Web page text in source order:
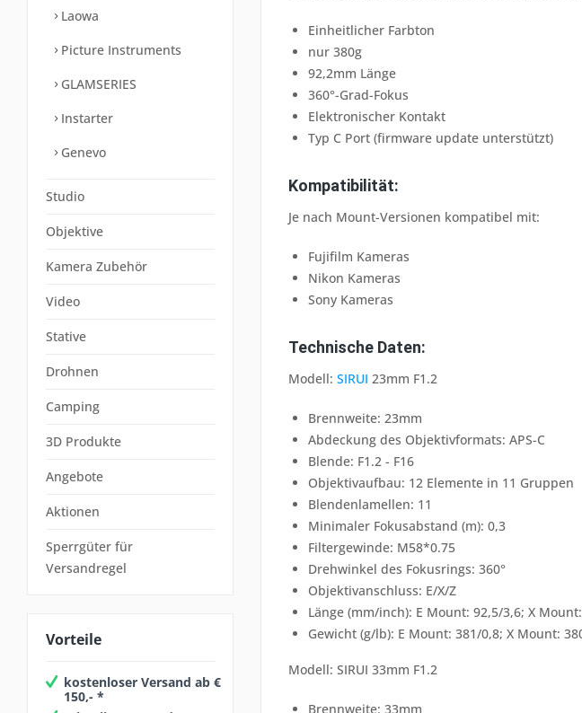
Laowa
Picture Instruments
GLAMSERIES
Instarter
Genevo
Studio
Objektive
Kamera Zubehör
Video
Stative
Drohnen
Camping
3D Produkte
Angebote
Aktionen
Sperrgüter für
Versandregel
Vorteile
kostenloser Versand ab €
150,- *
Einheitlicher Farbton
nur 380g
92,2mm Länge
360°-Grad-Fokus
Elektronischer Kontakt
Typ C Port (firmware update unterstützt)
Kompatibilität:
Je nach Mount-Versionen kompatibel mit:
Fujifilm Kameras
Nikon Kameras
Sony Kameras
Technische Daten:
Modell: SIRUI 23mm F1.2
Brennweite: 23mm
Abdeckung des Objektivformats: APS-C
Blende: F1.2 - F16
Objektivaufbau: 12 Elemente in 11 Gruppen
Blendenlamellen: 11
Minimaler Fokusabstand (m): 0,3
Filtergewinde: M58*0.75
Drehwinkel des Fokusrings: 360°
Objektivanschluss: E/X/Z
Länge (mm/inch): E Mount: 92,5/3,6; X
Gewicht (g/lb): E Mount: 381/0,8; X Mount:
Modell: SIRUI 33mm F1.2
Brennweite: 33mm